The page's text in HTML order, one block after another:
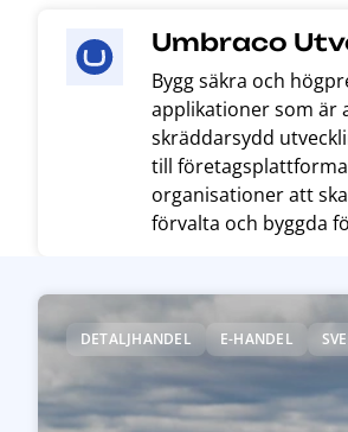
Umbraco
Bygg säkra och
applikationer som är
skräddarsydd
till
organisationer att
förvalta och byggda
R
e
d
m
DETALJHANDEL E-HANDEL